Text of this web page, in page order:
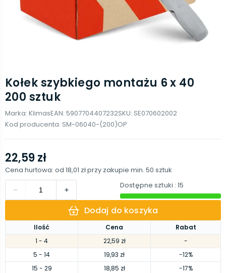
Kołek szybkiego montażu 6 x 40
200 sztuk
Marka: KlimasEAN: 5907704407232SKU: SE070602002
Kod producenta: SM-06040-(200)OP
Ilość Cena
Rabat
1 - 4 22,59 zł
-
5 - 14 19,93 zł
-12%
15 - 29 18,85 zł
-17%
22,59 zł
Cena hurtowa: od 18,01 złprzy zakupie min. 50 sztuk
Dostępne sztuki : 15
Dodaj do koszyka